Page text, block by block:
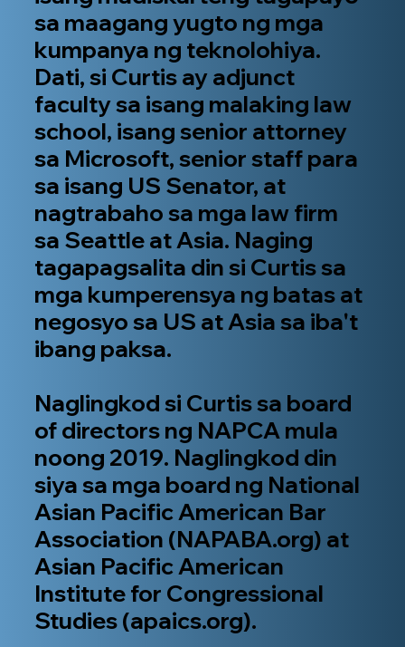
sa maagang yugto ng mga
kumpanya ng teknolohiya.
Dati, si Curtis ay adjunct
faculty sa isang malaking law
school, isang senior attorney
sa Microsoft, senior staff para
sa isang US Senator, at
nagtrabaho sa mga law firm
sa Seattle at Asia. Naging
tagapagsalita din si Curtis sa
mga kumperensya ng batas at
negosyo sa US at Asia sa iba't
ibang paksa.
Naglingkod si Curtis sa board
of directors ng NAPCA mula
noong 2019. Naglingkod din
siya sa mga board ng National
Asian Pacific American Bar
Association (NAPABA.org) at
Asian Pacific American
Institute for Congressional
Studies (apaics.org).